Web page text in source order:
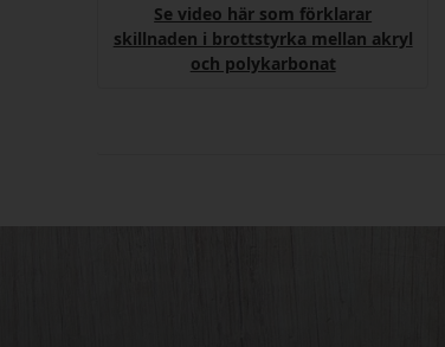
Se video här som förklarar
skillnaden i brottstyrka mellan akryl
och polykarbonat